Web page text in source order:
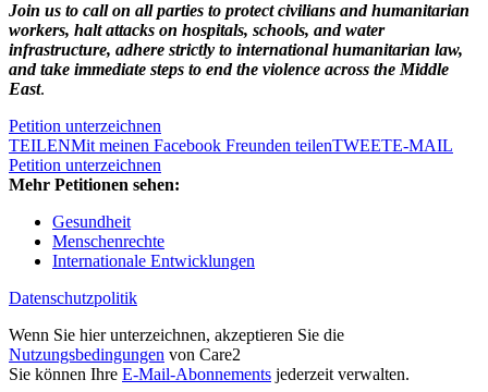
Join us to call on all parties to protect civilians and humanitarian
workers, halt attacks on hospitals, schools, and water
infrastructure, adhere strictly to international humanitarian law,
and take immediate steps to end the violence across the Middle
East.
Petition unterzeichnen
TEILENMit meinen Facebook Freunden teilenTWEETE-MAIL
Petition unterzeichnen
Mehr Petitionen sehen:
Gesundheit
Menschenrechte
Internationale Entwicklungen
Datenschutzpolitik
Wenn Sie hier unterzeichnen, akzeptieren Sie die
Nutzungsbedingungen von Care2
Sie können Ihre E-Mail-Abonnements jederzeit verwalten.